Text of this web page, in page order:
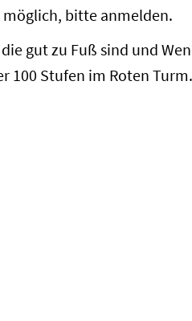
möglich, bitte anmelden.
gut zu Fuß sind und
100 Stufen im Roten